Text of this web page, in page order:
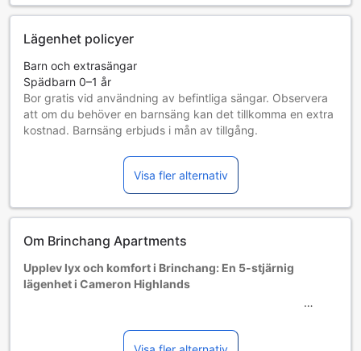
Lägenhet policyer
Barn och extrasängar
Spädbarn 0–1 år
Bor gratis vid användning av befintliga sängar. Observera
att om du behöver en barnsäng kan det tillkomma en extra
kostnad. Barnsäng erbjuds i mån av tillgång.
Bor gratis om befintliga sängar används.
Gäster 8 år och äldre betraktas som vuxna
Tillgång av extrasängar beror på vilket rum du väljer. Var
god kontrollera rummets beläggning för mer information.
och tillägg gäller.
Visa fler alternativ
Om Brinchang Apartments
Upplev lyx och komfort i Brinchang: En 5-stjärnig
lägenhet i Cameron Highlands
Highlands – Lägenhet på 1000 m² i Brinchang. Denna